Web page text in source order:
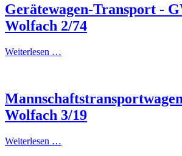
Gerätewagen-Transport -
Wolfach 2/74
Weiterlesen …
Wolfach 3/19
Weiterlesen …